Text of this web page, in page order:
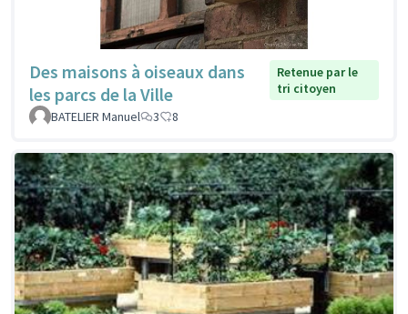
Des maisons à oiseaux dans
les parcs de la Ville
Retenue par le
tri citoyen
BATELIER Manuel
3 8